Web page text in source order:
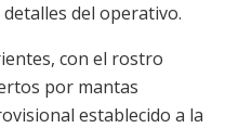
del operativo.
con el rostro
por mantas
establecido a la